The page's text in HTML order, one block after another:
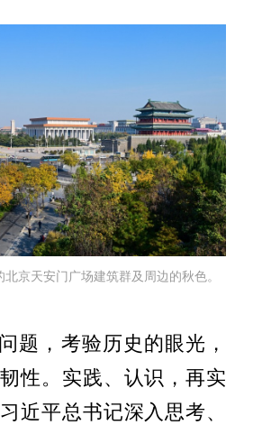
京天安门广场建筑群及周边的秋色。
题，考验历史的眼光，
性。实践、认识，再实
近平总书记深入思考、